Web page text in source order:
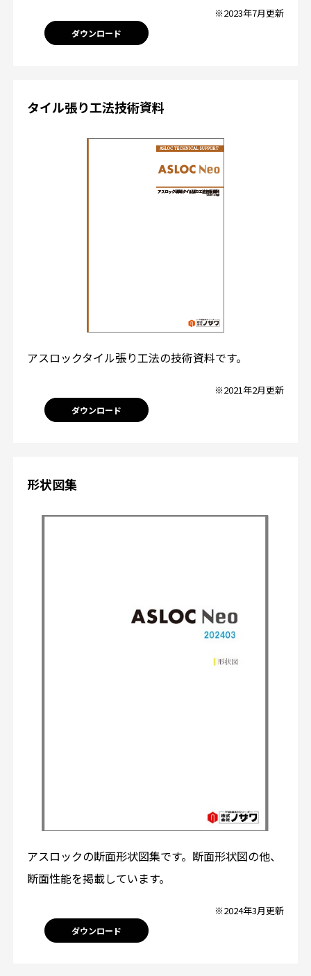
※2023年7月更新
ダウンロード
タイル張り工法技術資料
アスロックタイル張り工法の技術資料です。
※2021年2月更新
ダウンロード
形状図集
アスロックの断面形状図集です。断面形状図の他、
断面性能を掲載しています。
※2024年3月更新
ダウンロード